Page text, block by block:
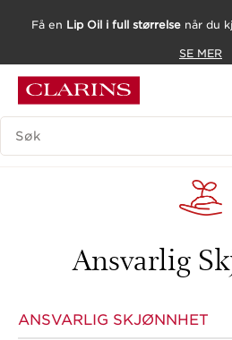
HOPP TIL INNHOLD
GÅ TIL BUNNTEKST
Få en Lip Oil i full størrelsenår du
SE MER
SØK FORKLARING
Ansvarlig
ANSVARLIG SKJØNNHET